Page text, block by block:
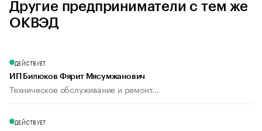
Другие предприниматели с тем же
ОКВЭД
ДЕЙСТВУЕТ
ИП Билюков Фярит Мясумжанович
Техническое обслуживание и ремонт...
ДЕЙСТВУЕТ